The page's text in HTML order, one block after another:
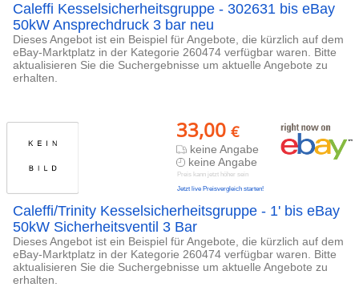
Caleffi Kesselsicherheitsgruppe - 302631 bis eBay
50kW Ansprechdruck 3 bar neu
Dieses Angebot ist ein Beispiel für Angebote, die kürzlich auf dem
eBay-Marktplatz in der Kategorie 260474 verfügbar waren. Bitte
aktualisieren Sie die Suchergebnisse um aktuelle Angebote zu
erhalten.
33,00 €
keine Angabe
keine Angabe
Preis kann jetzt höher sein
Jetzt live Preisvergleich starten!
Caleffi/Trinity Kesselsicherheitsgruppe - 1' bis eBay
50kW Sicherheitsventil 3 Bar
Dieses Angebot ist ein Beispiel für Angebote, die kürzlich auf dem
eBay-Marktplatz in der Kategorie 260474 verfügbar waren. Bitte
aktualisieren Sie die Suchergebnisse um aktuelle Angebote zu
erhalten.